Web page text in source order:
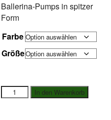
Ballerina-Pumps in spitzer
Form
Farbe
Größe
SKA
In den Warenkorb